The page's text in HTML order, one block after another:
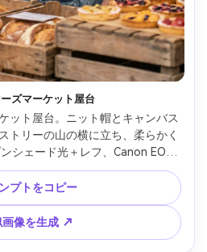
ズマーケット屋台
ット屋台。ニット帽とキャンバス
トリーの山の横に立ち、柔らかく
シェード光＋レフ、Canon EOS
プ、温かみのあるドキュメンタリ
肌、シャープな目 --ar 4:5
プトをコピー
画像を生成 ↗